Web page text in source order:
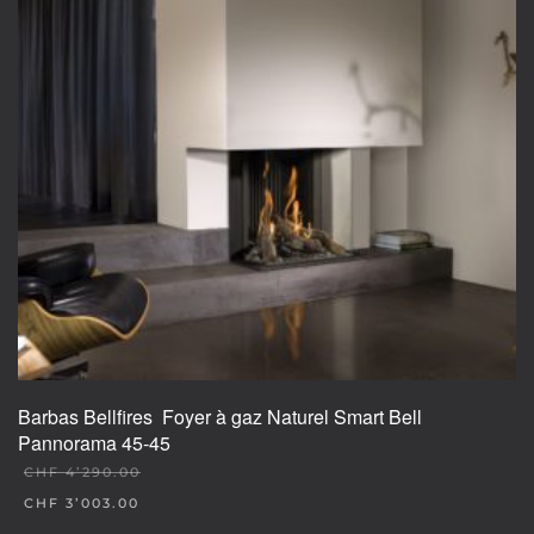
Barbas Bellfires Foyer à gaz Naturel Smart Bell
Pannorama 45-45
CHF4’290.00
ORIGINAL
CHF 3’003.00